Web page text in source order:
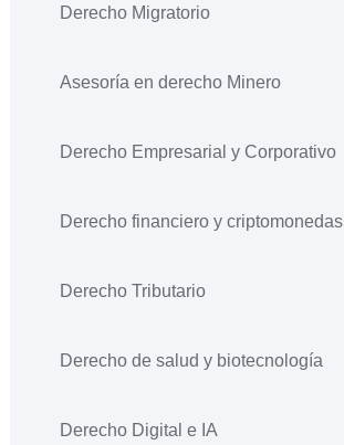
Derecho Migratorio
Asesoría en derecho Minero
Derecho Empresarial y Corporativo
Derecho financiero y criptomonedas
Derecho Tributario
Derecho de salud y biotecnología
Derecho Digital e IA